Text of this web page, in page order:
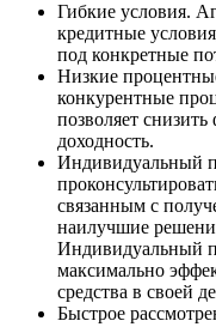
Гибкие условия.
кредитные
под конкретные
Низкие
конкурентные
позволяет
доходность.
Индивидуальный
связанным с
наилучшие
Индивидуальный
максимально
средства в своей
Быстрое